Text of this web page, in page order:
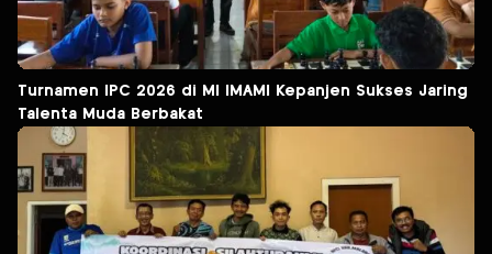
Turnamen IPC 2026 di MI IMAMI Kepanjen Sukses Jaring
Talenta Muda Berbakat